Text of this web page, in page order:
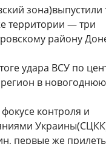
зона)выпустили
территории — три
району
удара ВСУ по
регион в новогоднюю
контроля и
первые же